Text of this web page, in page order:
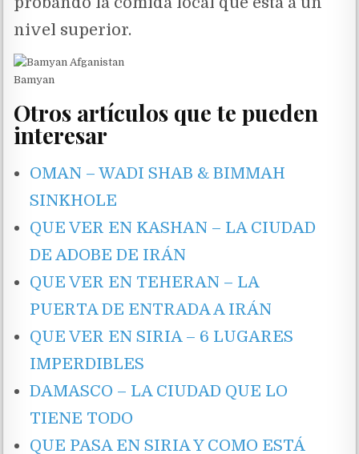
nivel superior.
Bamyan
Otros artículos que te pueden
interesar
OMAN – WADI SHAB & BIMMAH
SINKHOLE
QUE VER EN KASHAN – LA CIUDAD
DE ADOBE DE IRÁN
QUE VER EN TEHERAN – LA
PUERTA DE ENTRADA A IRÁN
QUE VER EN SIRIA – 6 LUGARES
IMPERDIBLES
DAMASCO – LA CIUDAD QUE LO
TIENE TODO
QUE PASA EN SIRIA Y COMO ESTÁ